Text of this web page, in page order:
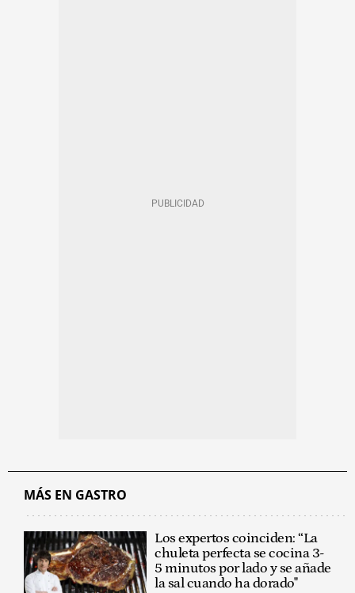
MÁS EN GASTRO
Los expertos coinciden: “La
chuleta perfecta se cocina 3-
5 minutos por lado y se añade
la sal cuando ha dorado"